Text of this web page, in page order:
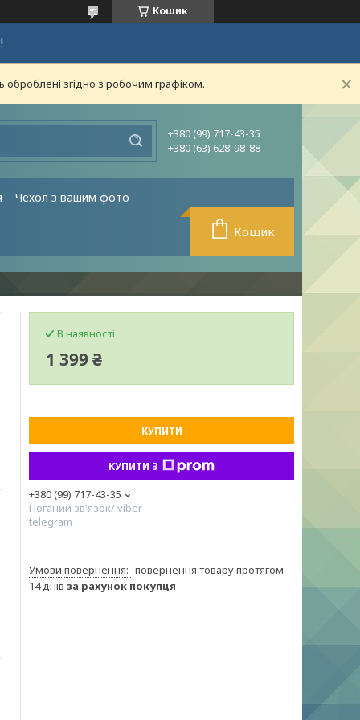
Кошик
згідно з робочим графіком.
+380 (99) 717-43-35
+380 (63) 628-98-88
Чехол з вашим фото
Кошик
В наявності
1 399 ₴
КУПИТИ
КУПИТИ З
+380 (99) 717-43-35
Поганий зв'язок/ viber
telegram
повернення товару протягом
14 днів за рахунок покупця